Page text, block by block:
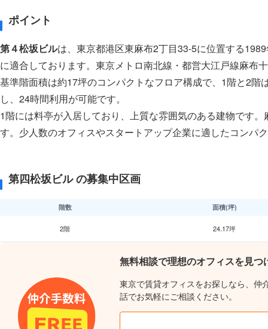
ポイント
第４松坂ビルは、東京都港区東麻布2丁目33-5に位置する
に適合しております。東京メトロ南北線・都営大江戸線麻布
基準階面積は約17坪のコンパクトなフロア構成で、1階と2
し、24時間利用が可能です。
1階には料亭が入居しており、上質な雰囲気のある建物です
す。少人数のオフィスやスタートアップ企業に適したコンパ
第四松坂ビル の募集中区画
階数 面積(坪)
2階 24.17坪
無料相談で理想のオフィスを見つ
東京で賃貸オフィスをお探しなら、仲
話でお気軽にご相談ください。